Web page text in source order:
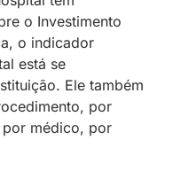
o Investimento
o indicador
está se
Ele também
por
médico, por